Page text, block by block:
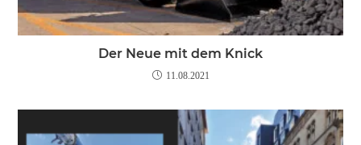
Der Neue mit dem Knick
11.08.2021